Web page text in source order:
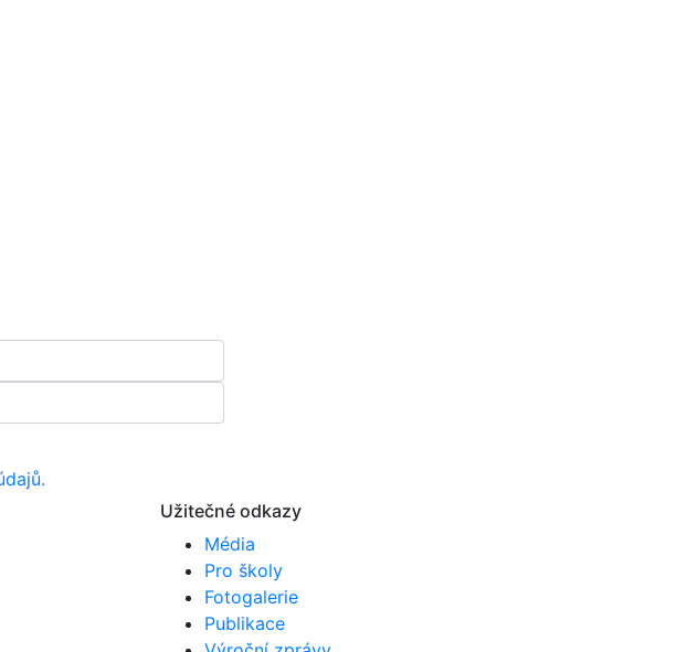
Užitečné odkazy
Média
Pro školy
Fotogalerie
Publikace